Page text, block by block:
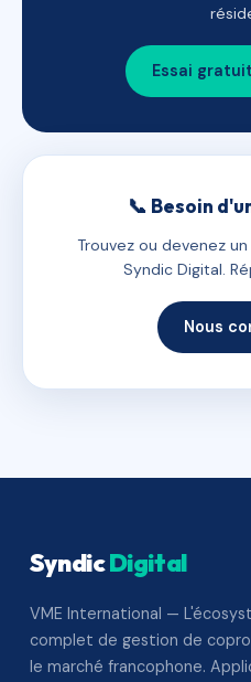
Essai
📞 Besoin
Trouvez ou devenez
Syndic Digital.
Nous
SyndicDigital
VME International —
complet de gestion de
le marché francophone.